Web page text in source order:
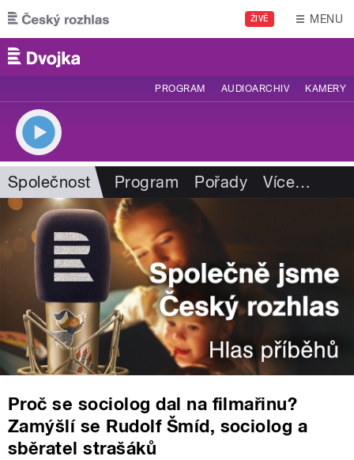
Přejít k hlavnímu obsahu
ŽIVĚ MENU
PROGRAM AUDIOARCHIV KAMERY
Společnost Program Pořady Více…
Proč se sociolog dal na filmařinu?
Zamýšlí se Rudolf Šmíd, sociolog a
sběratel strašáků